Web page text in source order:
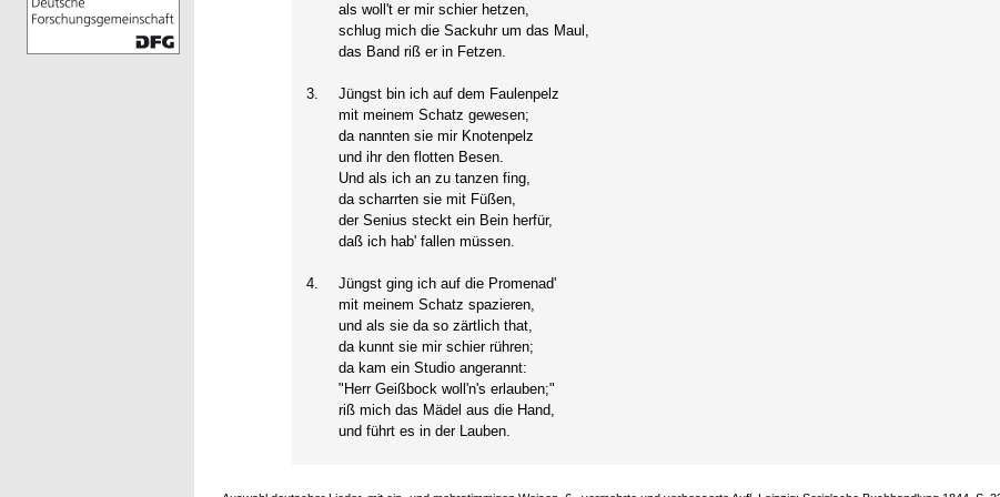
als woll't er mir schier hetzen,
schlug mich die Sackuhr um das Maul,
das Band riß er in Fetzen.
3.
Jüngst bin ich auf dem Faulenpelz
mit meinem Schatz gewesen;
da nannten sie mir Knotenpelz
und ihr den flotten Besen.
Und als ich an zu tanzen fing,
da scharrten sie mit Füßen,
der Senius steckt ein Bein herfür,
daß ich hab' fallen müssen.
4.
Jüngst ging ich auf die Promenad'
mit meinem Schatz spazieren,
und als sie da so zärtlich that,
da kunnt sie mir schier rühren;
da kam ein Studio angerannt:
"Herr Geißbock woll'n's erlauben;"
riß mich das Mädel aus die Hand,
und führt es in der Lauben.